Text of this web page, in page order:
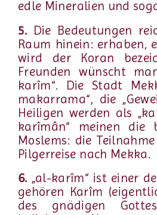
edle Mineralien und
5. Die Bedeutungen
Raum hinein: erhaben,
wird der Koran
Freunden wünscht
karîm“. Die Stadt
makarrama“, die
Heiligen werden als
karîmân“ meinen die
Moslems: die
Pilgerreise nach Mekka.
6. „al-karîm“ ist einer
gehören Karîm
des gnädigen